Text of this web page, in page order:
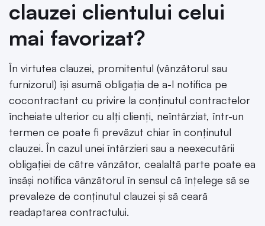
clauzei clientului celui
mai favorizat?
În virtutea clauzei, promitentul (vânzătorul sau
furnizorul) își asumă obligația de a-l notifica pe
cocontractant cu privire la conținutul contractelor
încheiate ulterior cu alți clienți, neîntârziat, într-un
termen ce poate fi prevăzut chiar în conținutul
clauzei. În cazul unei întârzieri sau a neexecutării
obligației de către vânzător, cealaltă parte poate ea
însăși notifica vânzătorul în sensul că înțelege să se
prevaleze de conținutul clauzei și să ceară
readaptarea contractului.